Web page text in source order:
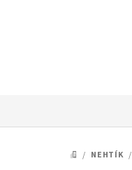
DOMŮ
/ NEHTÍK /